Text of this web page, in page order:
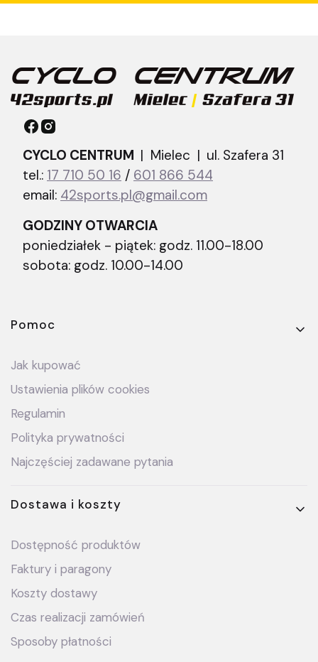
CYCLO CENTRUM | Mielec | ul. Szafera 31
tel.: 17 710 50 16 / 601 866 544
email: 42sports.pl@gmail.com
GODZINY OTWARCIA
poniedziałek - piątek: godz. 11.00-18.00
sobota: godz. 10.00-14.00
Linki w stopce
Pomoc
Jak kupować
Ustawienia plików cookies
Regulamin
Polityka prywatności
Najczęściej zadawane pytania
Dostawa i koszty
Dostępność produktów
Faktury i paragony
Koszty dostawy
Czas realizacji zamówień
Sposoby płatności